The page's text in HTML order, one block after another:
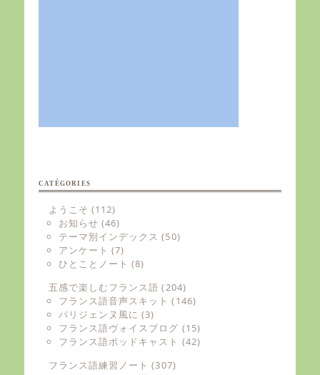
CATÉGORIES
ようこそ (112)
お知らせ (46)
テーマ別インデックス (50)
アンケート (7)
ひとことノート (8)
五感で楽しむフランス語 (204)
フランス語音声スキット (146)
パリジェンヌ風に (3)
フランス語ヴォイスブログ (15)
フランス語ポッドキャスト (42)
フランス語練習ノート (307)